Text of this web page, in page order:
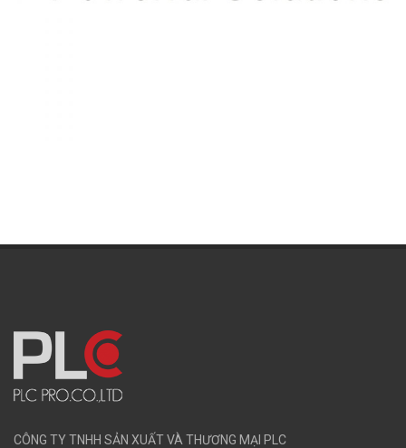
CÔNG TY TNHH SẢN XUẤT VÀ THƯƠNG MẠI PLC